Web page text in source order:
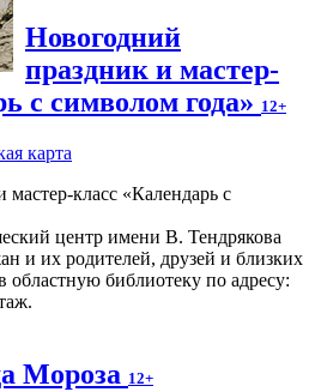
Новогодний
праздник и мастер-
с символом года» 12+
карта
центр имени В. Тендрякова
и их родителей, друзей и близких
областную библиотеку по адресу:
Мороза 12+